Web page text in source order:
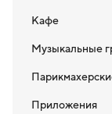
Кафе
Музыкальные
Приложения